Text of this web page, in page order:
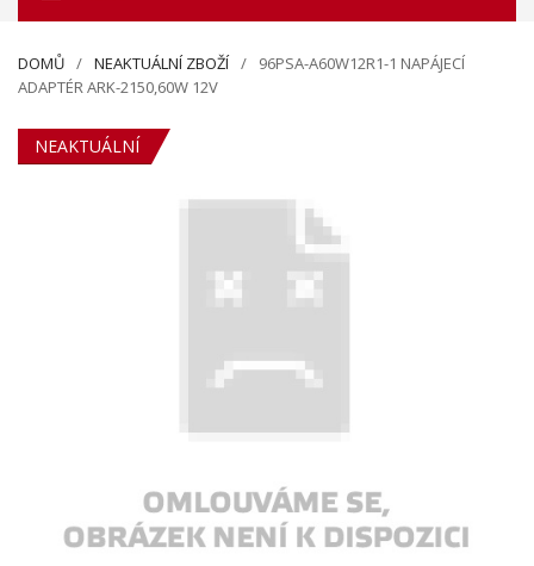
DOMŮ NEAKTUÁLNÍ ZBOŽÍ
96PSA-A60W12R1-1 NAPÁJECÍ
ADAPTÉR ARK-2150,60W 12V
NEAKTUÁLNÍ